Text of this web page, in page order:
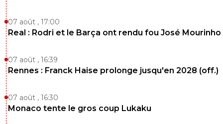
07 août , 17:00
Real : Rodri et le Barça ont rendu fou José Mourinho
07 août , 16:39
Rennes : Franck Haise prolonge jusqu'en 2028 (off.)
07 août , 16:30
Monaco tente le gros coup Lukaku